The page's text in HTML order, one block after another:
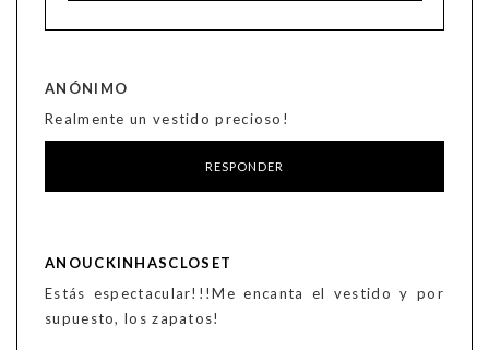
ANÓNIMO
Realmente un vestido precioso!
RESPONDER
ANOUCKINHASCLOSET
Estás espectacular!!!Me encanta el vestido y por
supuesto, los zapatos!